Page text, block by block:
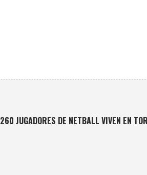
260 JUGADORES DE NETBALL VIVEN EN